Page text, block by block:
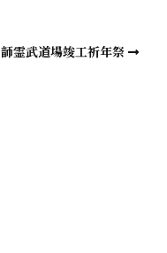
韴霊武道場竣工祈年祭